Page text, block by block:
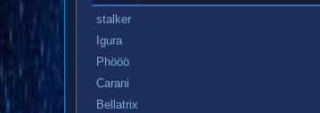
stalker
Igura
Phööö
Carani
Bellatrix